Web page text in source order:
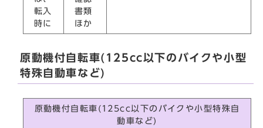
転入
時に
書類
ほか
原動機付自転車(125cc以下のバイクや小型
特殊自動車など)
原動機付自転車(125cc以下のバイクや小型特殊自
動車など)